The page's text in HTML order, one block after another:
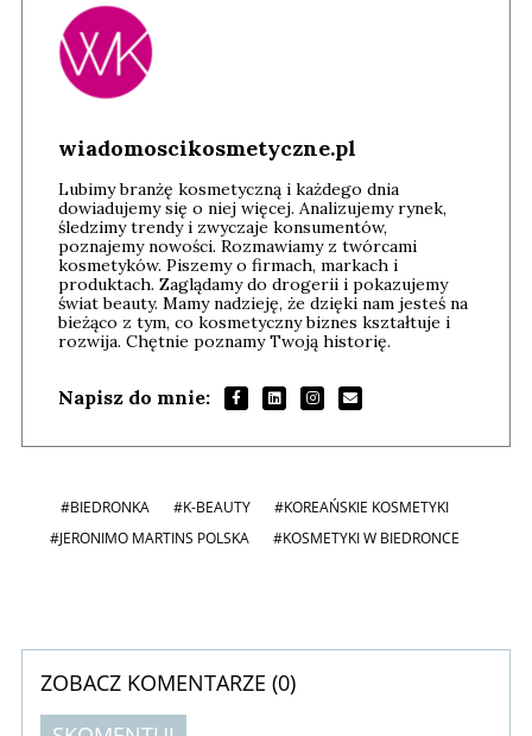
wiadomoscikosmetyczne.pl
Lubimy branżę kosmetyczną i każdego dnia
dowiadujemy się o niej więcej. Analizujemy rynek,
śledzimy trendy i zwyczaje konsumentów,
poznajemy nowości. Rozmawiamy z twórcami
kosmetyków. Piszemy o firmach, markach i
produktach. Zaglądamy do drogerii i pokazujemy
świat beauty. Mamy nadzieję, że dzięki nam jesteś na
bieżąco z tym, co kosmetyczny biznes kształtuje i
rozwija. Chętnie poznamy Twoją historię.
Napisz do mnie:
#BIEDRONKA #K-BEAUTY
#KOREAŃSKIE KOSMETYKI
#JERONIMO MARTINS POLSKA
#KOSMETYKI W BIEDRONCE
ZOBACZ KOMENTARZE (0)